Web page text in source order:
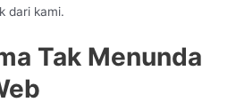
dari kami.
Tak Menunda